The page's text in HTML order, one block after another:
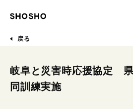
戻る
岐阜と災害時応援協定
同訓練実施